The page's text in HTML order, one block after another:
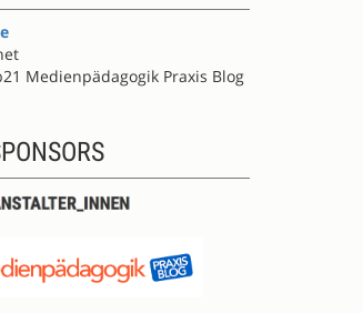
Medienpädagogik Praxis Blog